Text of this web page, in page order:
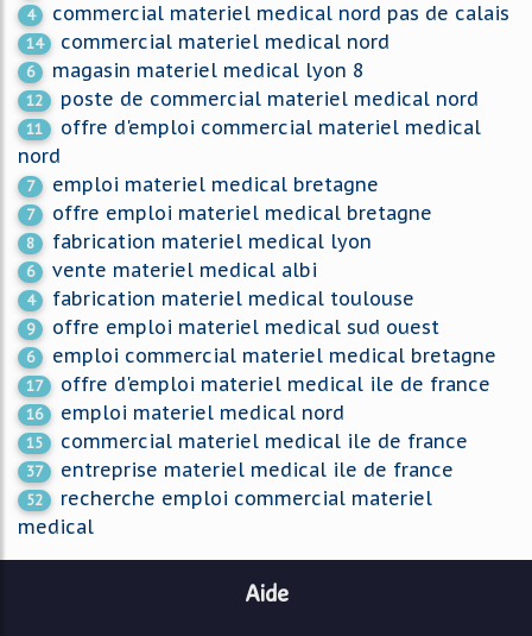
4 commercial materiel medical nord pas de calais
14 commercial materiel medical nord
6 magasin materiel medical lyon 8
12 poste de commercial materiel medical nord
11
offre d'emploi commercial materiel medical
nord
7 emploi materiel medical bretagne
7 offre emploi materiel medical bretagne
8 fabrication materiel medical lyon
6 vente materiel medical albi
4 fabrication materiel medical toulouse
9 offre emploi materiel medical sud ouest
6 emploi commercial materiel medical bretagne
17 offre d'emploi materiel medical ile de france
16 emploi materiel medical nord
15 commercial materiel medical ile de france
37 entreprise materiel medical ile de france
52
recherche emploi commercial materiel
medical
Aide